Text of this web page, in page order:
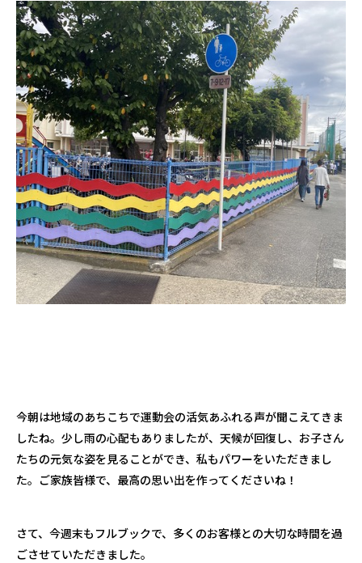
今朝は地域のあちこちで運動会の活気あふれる声が聞こえてきま
したね。少し雨の心配もありましたが、天候が回復し、お子さん
たちの元気な姿を見ることができ、私もパワーをいただきまし
た。ご家族皆様で、最高の思い出を作ってくださいね！
さて、今週末もフルブックで、多くのお客様との大切な時間を過
ごさせていただきました。